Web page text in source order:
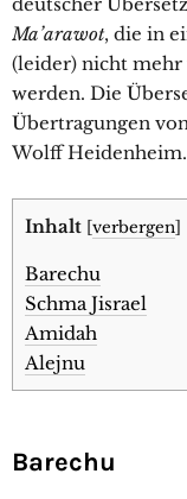
Ma’arawot, die in
(leider) nicht mehr
werden. Die
Übertragungen
Wolff Heidenheim.
Inhalt [verbergen]
Barechu
Schma Jisrael
Amidah
Alejnu
Barechu